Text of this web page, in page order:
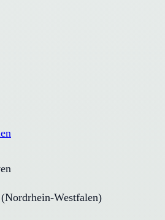
(Nordrhein-Westfalen)